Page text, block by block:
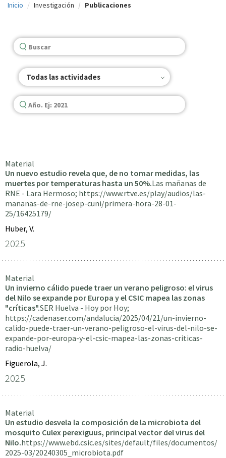
Inicio Investigación Publicaciones
Todas las actividades
Material
Un nuevo estudio revela que, de no tomar medidas, las
muertes por temperaturas hasta un 50%.Las mañanas de
RNE - Lara Hermoso; https://www.rtve.es/play/audios/las-
mananas-de-rne-josep-cuni/primera-hora-28-01-
25/16425179/
Huber, V.
2025
Material
Un invierno cálido puede traer un verano peligroso: el virus
del Nilo se expande por Europa y el CSIC mapea las zonas
"críticas".SER Huelva - Hoy por Hoy;
https://cadenaser.com/andalucia/2025/04/21/un-invierno-
calido-puede-traer-un-verano-peligroso-el-virus-del-nilo-se-
expande-por-europa-y-el-csic-mapea-las-zonas-criticas-
radio-huelva/
Figuerola, J.
2025
Material
Un estudio desvela la composición de la microbiota del
mosquito Culex perexiguus, principal vector del virus del
Nilo.https://www.ebd.csic.es/sites/default/files/documentos/
2025-03/20240305_microbiota.pdf